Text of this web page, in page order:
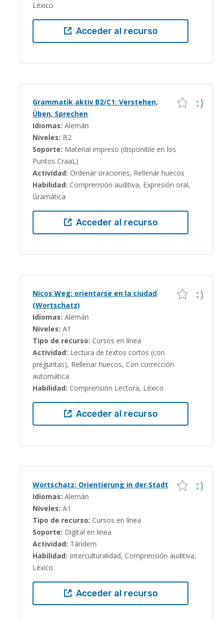
Léxico
Acceder al recurso
Grammatik aktiv B2/C1: Verstehen,
Üben, Sprechen
Idiomas: Alemán
Niveles: B2
Soporte: Material impreso (disponible en los
Puntos CraaL)
Actividad: Ordenar oraciones, Rellenar huecos
Habilidad: Comprensión auditiva, Expresión oral,
Gramática
Acceder al recurso
Nicos Weg: orientarse en la ciudad
(Wortschatz)
Idiomas: Alemán
Niveles: A1
Tipo de recurso: Cursos en línea
Actividad: Lectura de textos cortos (con
preguntas), Rellenar huecos, Con corrección
automática
Habilidad: Comprensión Lectora, Léxico
Acceder al recurso
Wortschatz: Orientierung in der Stadt
Idiomas: Alemán
Niveles: A1
Tipo de recurso: Cursos en línea
Soporte: Digital en linea
Actividad: Tándem
Habilidad: Interculturalidad, Comprensión auditiva,
Léxico
Acceder al recurso